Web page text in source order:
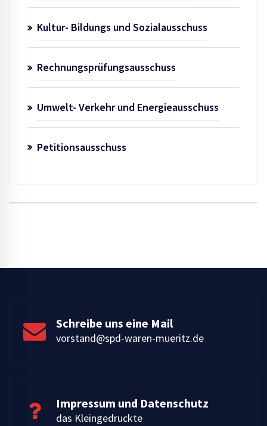
Kultur- Bildungs und Sozialausschuss
Rechnungsprüfungsausschuss
Umwelt- Verkehr und Energieausschuss
Petitionsausschuss
Schreibe uns eine Mail
vorstand@spd-waren-mueritz.de
Impressum und Datenschutz
das Kleingedruckte